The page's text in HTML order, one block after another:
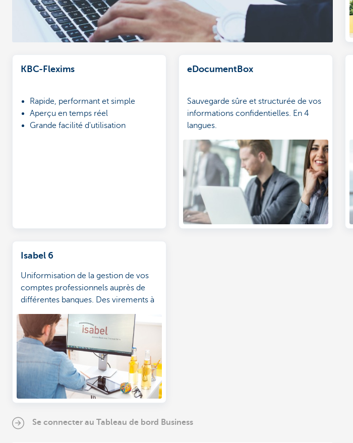
KBC-Flexims
Rapide, performant et simple
Aperçu en temps réel
Grande facilité d'utilisation
eDocumentBox
Sauvegarde sûre et structurée de vos
informations confidentielles. En 4
langues.
Isabel 6
Uniformisation de la gestion de vos
comptes professionnels auprès de
différentes banques. Des virements à
la gestion du logiciel comptable.
Se connecter au Tableau de bord Business